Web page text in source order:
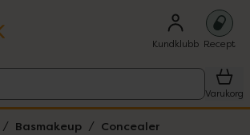
Kundklubb Recept
Varukorg
Basmakeup Concealer